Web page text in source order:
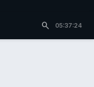
search 05:37:24